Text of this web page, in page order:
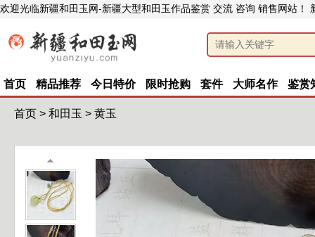
欢迎光临新疆和田玉网-新疆大型和田玉作品鉴赏 交流 咨询 销售网站！
首页 精品推荐 今日特价 限时抢购 套件 大师名作 鉴赏
首页 > 和田玉 > 黄玉